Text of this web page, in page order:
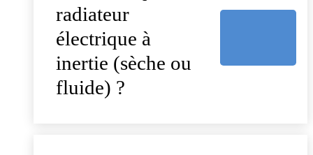
radiateur
électrique à
inertie (sèche ou
fluide) ?